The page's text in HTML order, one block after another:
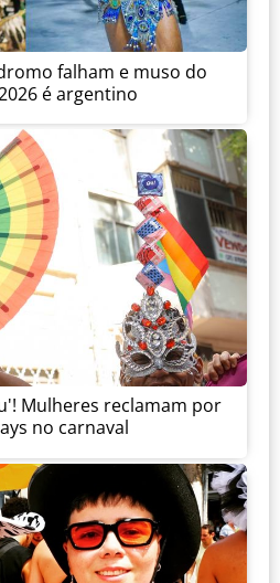
falham e muso do
é argentino
Mulheres reclamam por
no carnaval